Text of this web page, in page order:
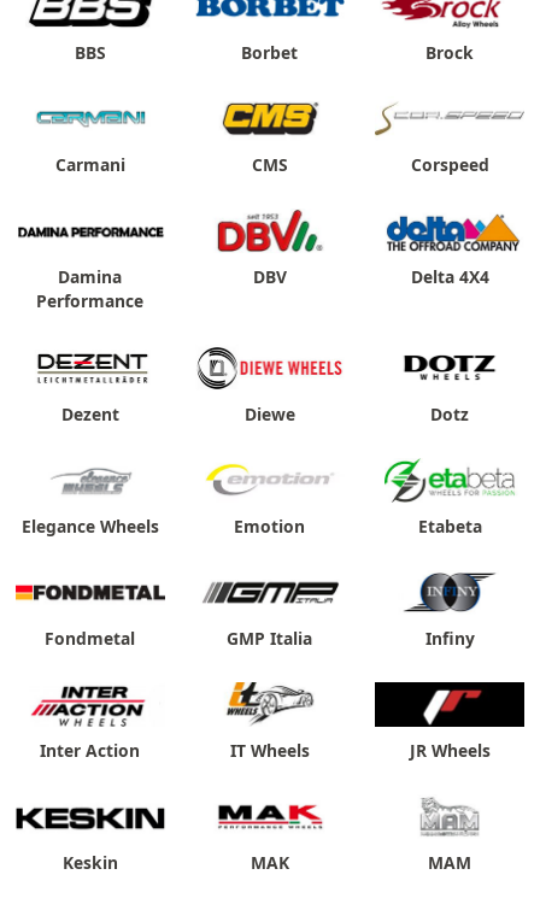
BBS Borbet Brock
Carmani CMS Corspeed
Damina
Performance
DBV Delta 4X4
Dezent Diewe Dotz
Elegance Wheels Emotion Etabeta
Fondmetal GMP Italia Infiny
Inter Action IT Wheels JR Wheels
Keskin MAK MAM